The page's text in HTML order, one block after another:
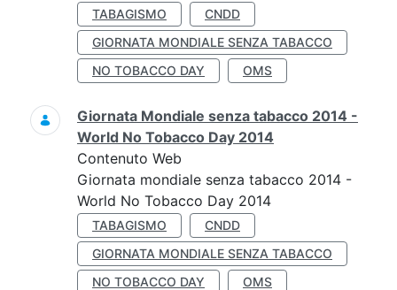
TABAGISMO
CNDD
GIORNATA MONDIALE SENZA TABACCO
NO TOBACCO DAY
OMS
Giornata Mondiale senza tabacco 2014 -
World No Tobacco Day 2014
Contenuto Web
Giornata mondiale senza tabacco 2014 -
World No Tobacco Day 2014
TABAGISMO
CNDD
GIORNATA MONDIALE SENZA TABACCO
NO TOBACCO DAY
OMS